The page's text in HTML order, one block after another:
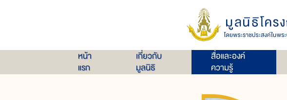
หน้า
แรก
เกี่ยวกับ
มูลนิธิ
สื่อและองค์
ความรู้